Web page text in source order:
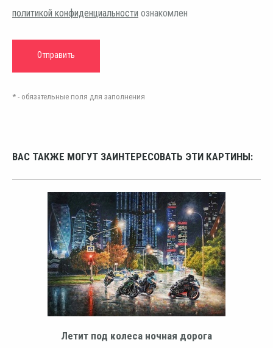
политикой конфиденциальности ознакомлен
* - обязательные поля для заполнения
ВАС ТАКЖЕ МОГУТ ЗАИНТЕРЕСОВАТЬ ЭТИ КАРТИНЫ:
Летит под колеса ночная дорога